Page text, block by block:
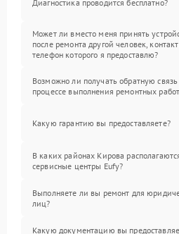
Диагностика проводится бесплатно?
Может ли вместо меня принять
после ремонта другой человек,
телефон которого я предоставлю?
Возможно ли получать обратную связь
процессе выполнения ремонтных
Какую гарантию вы предоставляете?
В каких районах Кирова
сервисные центры Eufy?
Выполняете ли вы ремонт для
лиц?
Какую документацию вы